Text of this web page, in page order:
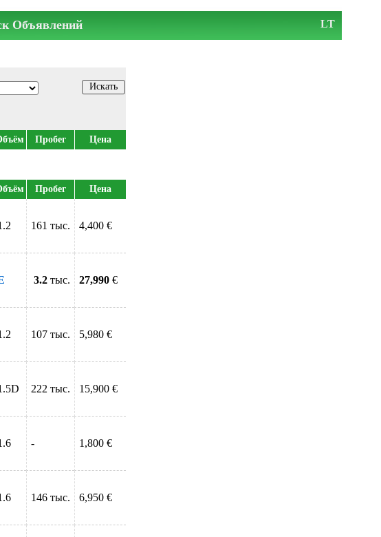
Объявлений LT
Пробег Цена
Пробег Цена
161 тыс. 4,400 €
3.2 тыс. 27,990 €
107 тыс. 5,980 €
222 тыс. 15,900 €
- 1,800 €
146 тыс. 6,950 €